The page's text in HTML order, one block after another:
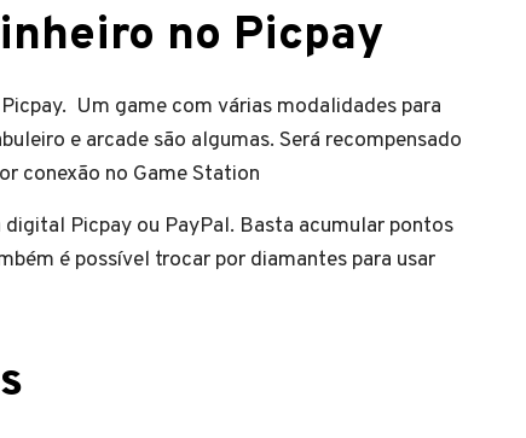
no Picpay
Um game com várias modalidades para
e arcade são algumas. Será recompensado
conexão no Game Station
Picpay ou PayPal. Basta acumular pontos
é possível trocar por diamantes para usar